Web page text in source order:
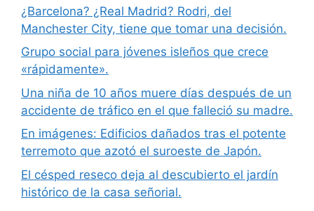
¿Barcelona? ¿Real Madrid? Rodri, del
Manchester City, tiene que tomar una decisión.
Grupo social para jóvenes isleños que crece
«rápidamente».
Una niña de 10 años muere días después de un
accidente de tráfico en el que falleció su madre.
En imágenes: Edificios dañados tras el potente
terremoto que azotó el suroeste de Japón.
El césped reseco deja al descubierto el jardín
histórico de la casa señorial.